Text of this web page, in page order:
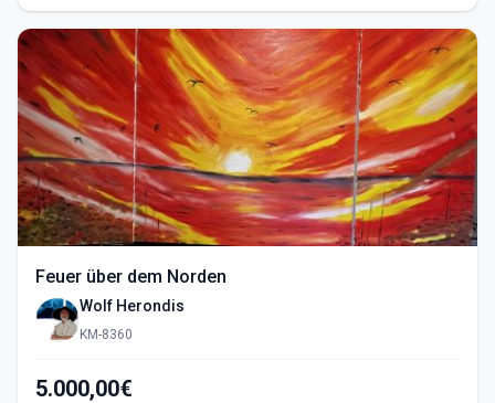
Feuer über dem Norden
Wolf Herondis
KM-8360
5.000,00€